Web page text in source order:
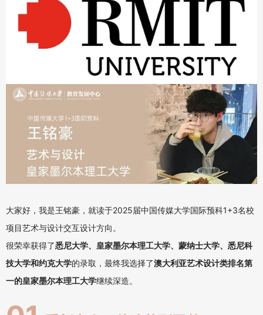
大家好，我是王铭豪，就读于2025届中国传媒大学国际预科1+3名校
项目艺术与设计交互设计方向。
很荣幸获得了悉尼大学、皇家墨尔本理工大学、蒙纳士大学、悉尼科
技大学和约克大学的录取，最终我选择了澳大利亚艺术设计类排名第
一的皇家墨尔本理工大学继续深造。